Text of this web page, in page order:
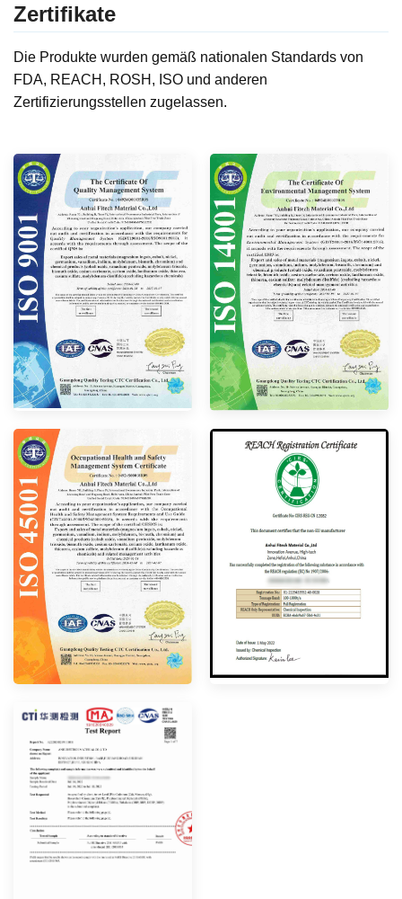
Zertifikate
Die Produkte wurden gemäß nationalen Standards von
FDA, REACH, ROSH, ISO und anderen
Zertifizierungsstellen zugelassen.